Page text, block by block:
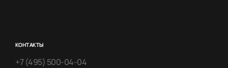
КОНТАКТЫ
+7 (495) 500-04-04